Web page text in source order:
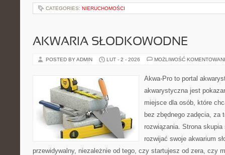
CATEGORIES: NIERUCHOMOŚCI
AKWARIA SŁODKOWODNE
POSTED BY ADMIN LUT - 2 - 2026 MOŻLIWOŚĆ
Akwa-Pro to portal
akwarystyczna jest
miejsce dla osób, które
bez zbędnego zadęcia, za
rozwiązania. Strona
rozwijać swoje akwarium
przewidywalny, niezależnie od tego, czy startujesz od zera, czy